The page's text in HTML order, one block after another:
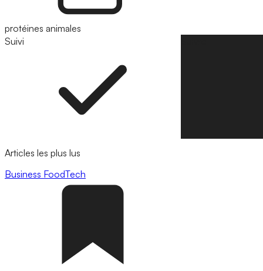
protéines animales
Suivi
Articles les plus lus
Business FoodTech